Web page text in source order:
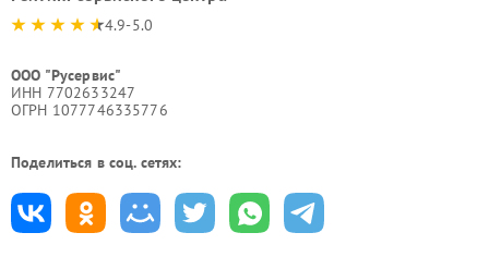
4.9-5.0
ООО "Русервис"
ИНН 7702633247
ОГРН 1077746335776
Поделиться в соц. сетях: